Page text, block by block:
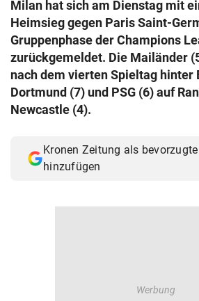
eingeben
© Krone Multimedia GmbH & Co KG 2026
Muthgasse 2, 1190 Wien
Milan hat sich am Dienstag mit
Heimsieg gegen Paris Saint-
Gruppenphase der Champions
zurückgemeldet. Die Mailänder
nach dem vierten Spieltag hinter
Dortmund (7) und PSG (6) auf
Newcastle (4).
Kronen Zeitung als
hinzufügen